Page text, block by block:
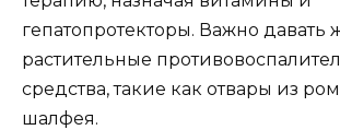
гепатопротекторы. Важно давать
растительные
средства, такие как отвары из
шалфея.